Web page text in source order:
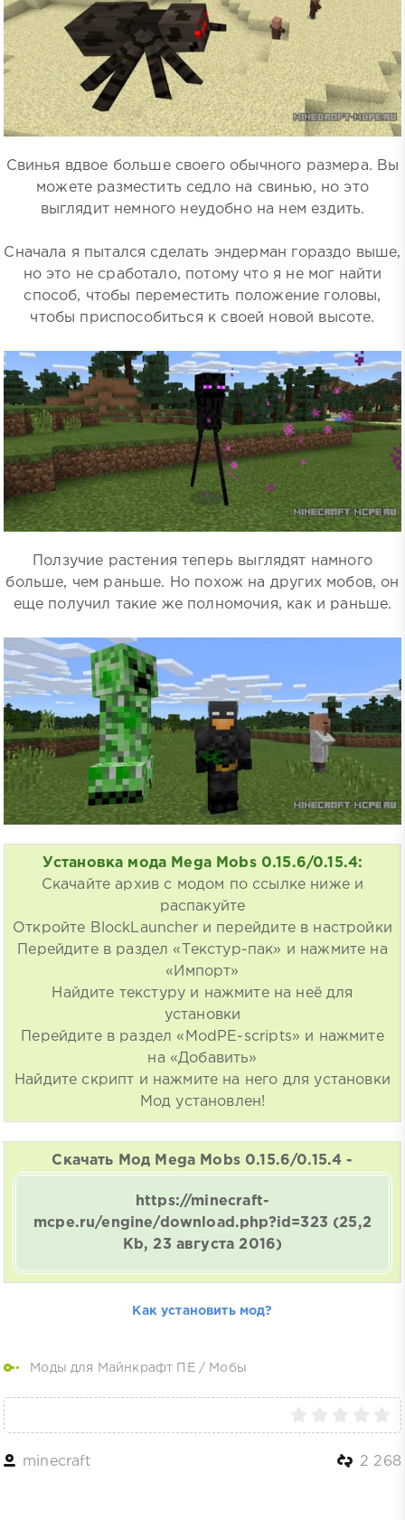
Свинья вдвое больше своего обычного размера. Вы
можете разместить седло на свинью, но это
выглядит немного неудобно на нем ездить.
Сначала я пытался сделать эндерман гораздо выше,
но это не сработало, потому что я не мог найти
способ, чтобы переместить положение головы,
чтобы приспособиться к своей новой высоте.
Ползучие растения теперь выглядят намного
больше, чем раньше. Но похож на других мобов, он
еще получил такие же полномочия, как и раньше.
Установка мода Mega Mobs 0.15.6/0.15.4:
Скачайте архив с модом по ссылке ниже и
распакуйте
Откройте BlockLauncher и перейдите в настройки
Перейдите в раздел «Текстур-пак» и нажмите на
«Импорт»
Найдите текстуру и нажмите на неё для
установки
Перейдите в раздел «ModPE-scripts» и нажмите
на «Добавить»
Найдите скрипт и нажмите на него для установки
Мод установлен!
Скачать Мод Mega Mobs 0.15.6/0.15.4 -
https://minecraft-
mcpe.ru/engine/download.php?id=323 (25,2
Kb, 23 августа 2016)
Как установить мод?
Моды для Майнкрафт ПЕ / Мобы
minecraft 2 268